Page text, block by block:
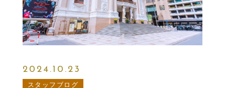
2024.10.23
スタッフブログ